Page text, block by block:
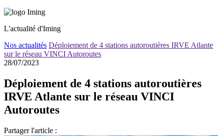
L'actualité d'Iming
Nos actualités Déploiement de 4 stations autoroutières IRVE Atlante
sur le réseau VINCI Autoroutes
28/07/2023
Déploiement de 4 stations autoroutières
IRVE Atlante sur le réseau VINCI
Autoroutes
Partager l'article :